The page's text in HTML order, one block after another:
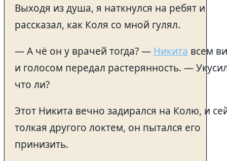
Выходя из душа, я наткнулся на ребят и
рассказал, как Коля со мной гулял.
— А чё он у врачей тогда? — Никита всем
и голосом передал растерянность. —
что ли?
Этот Никита вечно задирался на Колю, и
толкая другого локтем, он пытался его
принизить.